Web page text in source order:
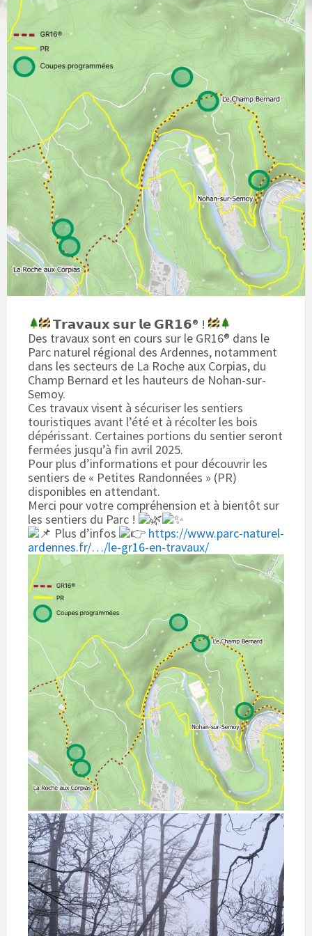
𝗧𝗿𝗮𝘃𝗮𝘂𝘅 𝘀𝘂𝗿 𝗹𝗲 𝗚𝗥𝟭𝟲® !
Des travaux sont en cours sur le GR16® dans le
Parc naturel régional des Ardennes, notamment
dans les secteurs de La Roche aux Corpias, du
Champ Bernard et les hauteurs de Nohan-sur-
Semoy.
Ces travaux visent à sécuriser les sentiers
touristiques avant l’été et à récolter les bois
dépérissant. Certaines portions du sentier seront
fermées jusqu’à fin avril 2025.
Pour plus d’informations et pour découvrir les
sentiers de « Petites Randonnées » (PR)
disponibles en attendant.
Merci pour votre compréhension et à bientôt sur
les sentiers du Parc !
Plus d’infos
https://www.parc-naturel-
ardennes.fr/…/le-gr16-en-travaux/